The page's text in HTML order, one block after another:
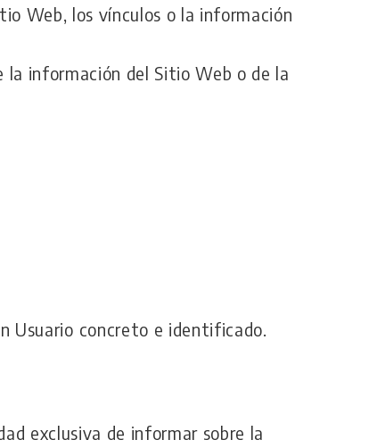
Web, los vínculos o la información
la información del Sitio Web o de la
Usuario concreto e identificado.
exclusiva de informar sobre la